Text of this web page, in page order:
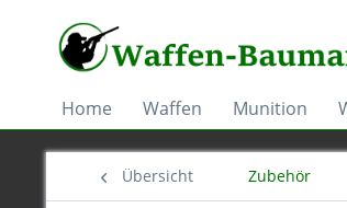
Home Waffen Munition
Übersicht Zubehör